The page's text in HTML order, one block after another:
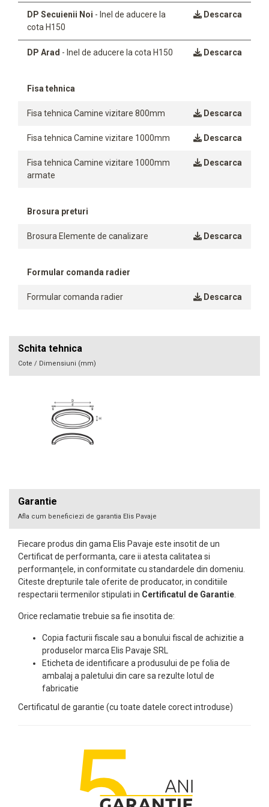
DP Secuienii Noi - Inel de aducere la
cota H150
Descarca
DP Arad - Inel de aducere la cota H150 Descarca
Fisa tehnica
Fisa tehnica Camine vizitare 800mm Descarca
Fisa tehnica Camine vizitare 1000mm Descarca
Fisa tehnica Camine vizitare 1000mm
armate
Descarca
Brosura preturi
Brosura Elemente de canalizare Descarca
Formular comanda radier
Formular comanda radier Descarca
Schita tehnica
Cote / Dimensiuni (mm)
Garantie
Afla cum beneficiezi de garantia Elis Pavaje
Fiecare produs din gama Elis Pavaje este insotit de un
Certificat de performanta, care ii atesta calitatea si
performanțele, in conformitate cu standardele din domeniu.
Citeste drepturile tale oferite de producator, in conditiile
respectarii termenilor stipulati in Certificatul de Garantie.
Orice reclamatie trebuie sa fie insotita de:
Copia facturii fiscale sau a bonului fiscal de achizitie a
produselor marca Elis Pavaje SRL
Eticheta de identificare a produsului de pe folia de
ambalaj a paletului din care sa rezulte lotul de
fabricatie
Certificatul de garantie (cu toate datele corect introduse)